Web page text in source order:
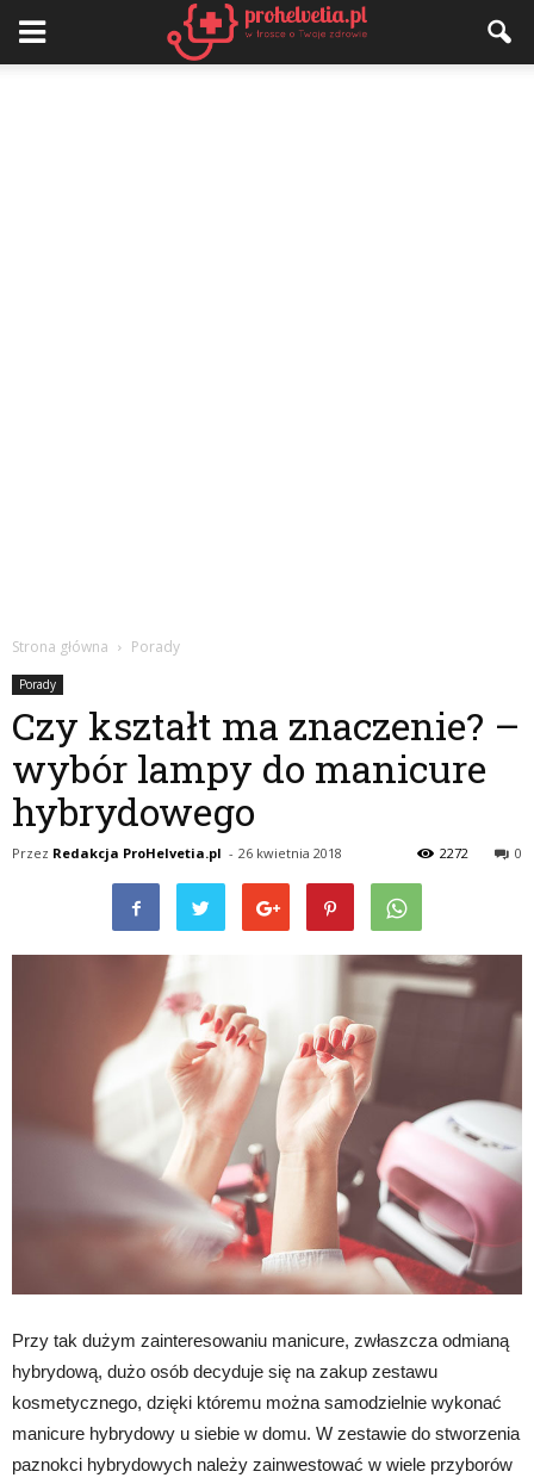
Strona główna Porady
Porady
Czy kształt ma znaczenie? –
wybór lampy do manicure
hybrydowego
Przez Redakcja ProHelvetia.pl - 26 kwietnia 2018 0
2272
Przy tak dużym zainteresowaniu manicure, zwłaszcza odmianą
hybrydową, dużo osób decyduje się na zakup zestawu
kosmetycznego, dzięki któremu można samodzielnie wykonać
manicure hybrydowy u siebie w domu. W zestawie do stworzenia
paznokci hybrydowych należy zainwestować w wiele przyborów